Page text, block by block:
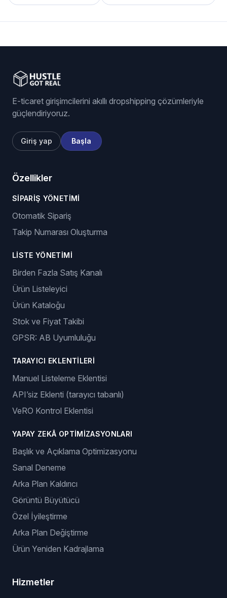
E-ticaret girişimcilerini akıllı dropshipping çözümleriyle
güçlendiriyoruz.
Giriş yap Başla
Özellikler
SIPARIŞ YÖNETIMI
Otomatik Sipariş
Takip Numarası Oluşturma
LISTE YÖNETIMI
Birden Fazla Satış Kanalı
Ürün Listeleyici
Ürün Kataloğu
Stok ve Fiyat Takibi
GPSR: AB Uyumluluğu
TARAYICI EKLENTILERI
Manuel Listeleme Eklentisi
API’siz Eklenti (tarayıcı tabanlı)
VeRO Kontrol Eklentisi
YAPAY ZEKÂ OPTIMIZASYONLARI
Başlık ve Açıklama Optimizasyonu
Sanal Deneme
Arka Plan Kaldırıcı
Görüntü Büyütücü
Özel İyileştirme
Arka Plan Değiştirme
Ürün Yeniden Kadrajlama
Hizmetler